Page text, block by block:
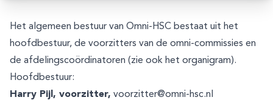
Het algemeen bestuur van Omni-HSC bestaat uit het
hoofdbestuur, de voorzitters van de omni-commissies en
de afdelingscoördinatoren (zie ook het organigram).
Hoofdbestuur:
Harry Pijl, voorzitter, voorzitter@omni-hsc.nl